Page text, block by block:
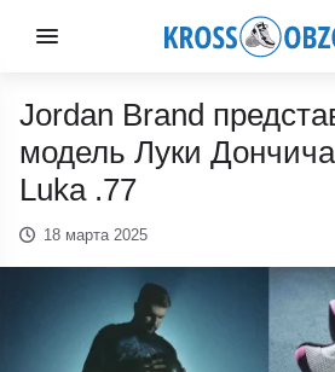
Jordan Brand
модель Луки
Luka .77
18 марта 2025